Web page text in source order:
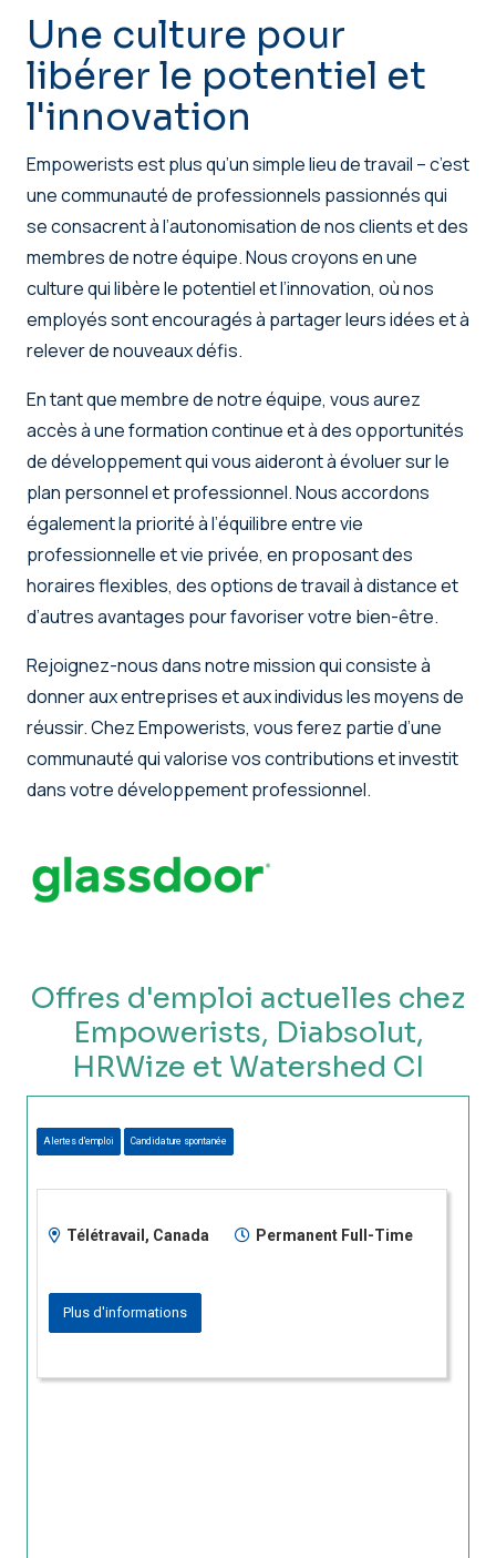
Une culture pour
libérer le potentiel et
l'innovation
Empowerists est plus qu’un simple lieu de travail – c’est
une communauté de professionnels passionnés qui
se consacrent à l’autonomisation de nos clients et des
membres de notre équipe. Nous croyons en une
culture qui libère le potentiel et l’innovation, où nos
employés sont encouragés à partager leurs idées et à
relever de nouveaux défis.
En tant que membre de notre équipe, vous aurez
accès à une formation continue et à des opportunités
de développement qui vous aideront à évoluer sur le
plan personnel et professionnel. Nous accordons
également la priorité à l’équilibre entre vie
professionnelle et vie privée, en proposant des
horaires flexibles, des options de travail à distance et
d’autres avantages pour favoriser votre bien-être.
Rejoignez-nous dans notre mission qui consiste à
donner aux entreprises et aux individus les moyens de
réussir. Chez Empowerists, vous ferez partie d’une
communauté qui valorise vos contributions et investit
dans votre développement professionnel.
Offres d'emploi actuelles chez
Empowerists, Diabsolut,
HRWize et Watershed CI